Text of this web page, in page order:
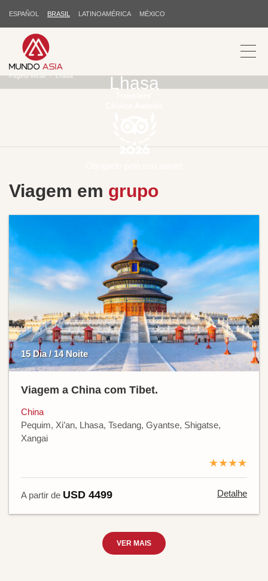
ESPAÑOL BRASIL LATINOAMÉRICA MÉXICO
Lhasa
Página inicial Lhasa
Viagem em grupo
15 Dia / 14 Noite
Viagem a China com Tibet.
China
Pequim, Xi’an, Lhasa, Tsedang, Gyantse, Shigatse,
Xangai
★★★★
A partir de USD 4499 Detalhe
VER MAIS